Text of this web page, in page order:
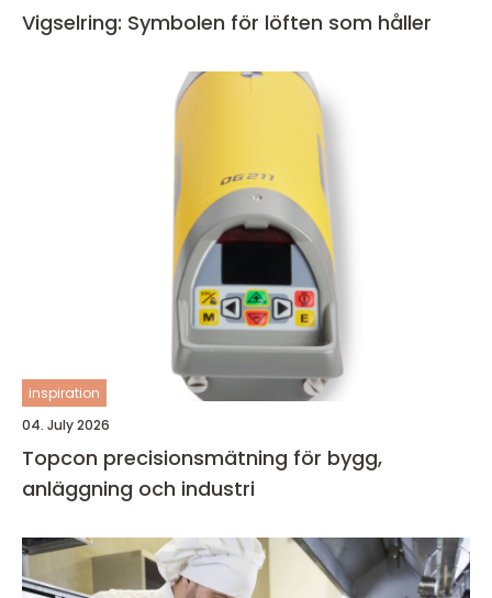
Vigselring: Symbolen för löften som håller
inspiration
04. July 2026
Topcon precisionsmätning för bygg,
anläggning och industri